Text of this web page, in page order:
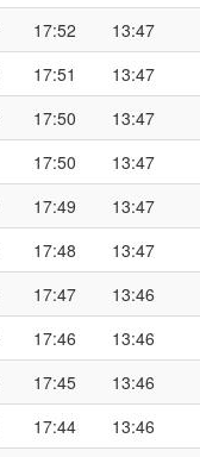
13:47
17:52
13:47
17:51
13:47
17:50
13:47
17:50
13:47
17:49
13:47
17:48
13:46
17:47
13:46
17:46
13:46
17:45
13:46
17:44